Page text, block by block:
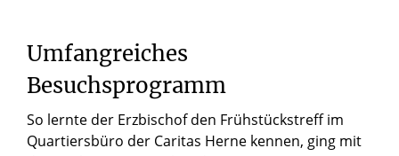
Umfangreiches
Besuchsprogramm
So lernte der Erzbischof den Frühstückstreff im
Quartiersbüro der Caritas Herne kennen, ging mit